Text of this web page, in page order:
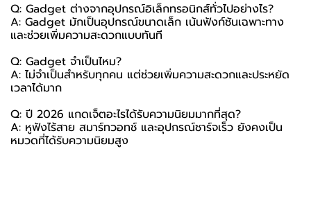
Q: Gadget ต่างจากอุปกรณ์อิเล็กทรอนิกส์ทั่วไปอย่างไร?
A: Gadget มักเป็นอุปกรณ์ขนาดเล็ก เน้นฟังก์ชันเฉพาะทาง
และช่วยเพิ่มความสะดวกแบบทันที
Q: Gadget จำเป็นไหม?
A: ไม่จำเป็นสำหรับทุกคน แต่ช่วยเพิ่มความสะดวกและประหยัด
เวลาได้มาก
Q: ปี 2026 แกดเจ็ตอะไรได้รับความนิยมมากที่สุด?
A: หูฟังไร้สาย สมาร์ทวอทช์ และอุปกรณ์ชาร์จเร็ว ยังคงเป็น
หมวดที่ได้รับความนิยมสูง